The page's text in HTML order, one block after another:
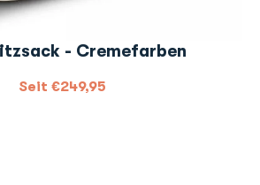
- Cremefarben
Seit €249,95